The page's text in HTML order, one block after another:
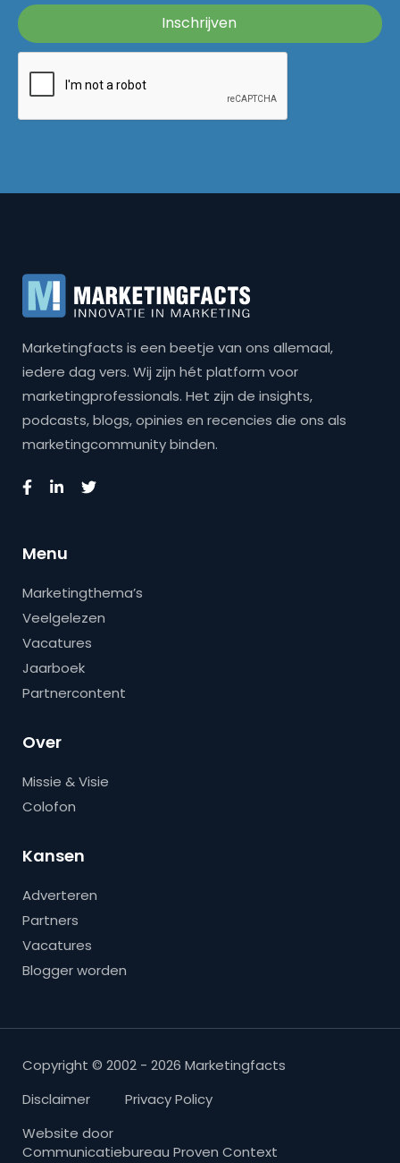
Marketingfacts is een beetje van ons allemaal,
iedere dag vers. Wij zijn hét platform voor
marketingprofessionals. Het zijn de insights,
podcasts, blogs, opinies en recencies die ons als
marketingcommunity binden.
Menu
Marketingthema’s
Veelgelezen
Vacatures
Jaarboek
Partnercontent
Over
Missie & Visie
Colofon
Kansen
Adverteren
Partners
Vacatures
Blogger worden
Copyright © 2002 - 2026 Marketingfacts
Disclaimer
Privacy Policy
Website door
Communicatiebureau Proven Context